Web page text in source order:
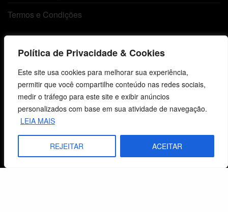
Política de Privacidade & Cookies
Este site usa cookies para melhorar sua experiência,
permitir que você compartilhe conteúdo nas redes sociais,
medir o tráfego para este site e exibir anúncios
personalizados com base em sua atividade de navegação.
LEIA MAIS
REJEITAR ACEITAR
Termos e Condições
Centro de Estudos Bíblicos
CNPJ: 29.832.607/0001-10
São Leopoldo, RS, Brasil
Fale Conosco
vendas@cebi.org.br